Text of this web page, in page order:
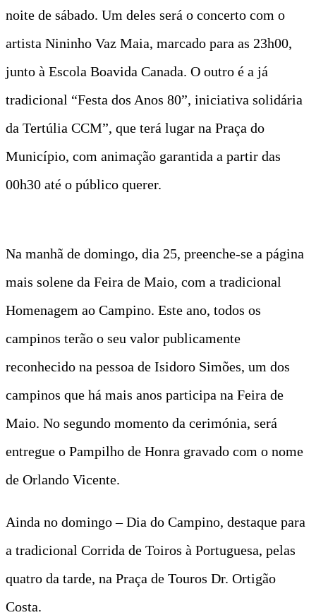
noite de sábado. Um deles será o concerto com o
artista Nininho Vaz Maia, marcado para as 23h00,
junto à Escola Boavida Canada. O outro é a já
tradicional “Festa dos Anos 80”, iniciativa solidária
da Tertúlia CCM”, que terá lugar na Praça do
Município, com animação garantida a partir das
00h30 até o público querer.
Na manhã de domingo, dia 25, preenche-se a página
mais solene da Feira de Maio, com a tradicional
Homenagem ao Campino. Este ano, todos os
campinos terão o seu valor publicamente
reconhecido na pessoa de Isidoro Simões, um dos
campinos que há mais anos participa na Feira de
Maio. No segundo momento da cerimónia, será
entregue o Pampilho de Honra gravado com o nome
de Orlando Vicente.
Ainda no domingo – Dia do Campino, destaque para
a tradicional Corrida de Toiros à Portuguesa, pelas
quatro da tarde, na Praça de Touros Dr. Ortigão
Costa.